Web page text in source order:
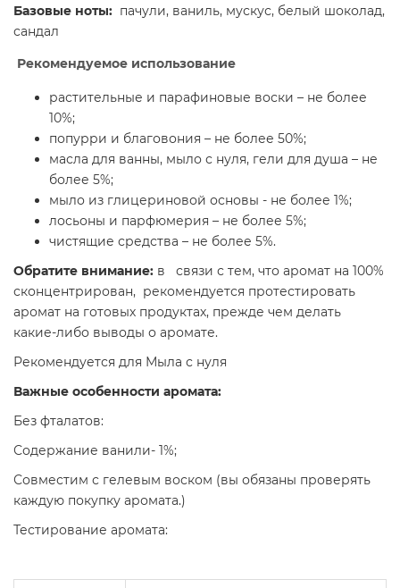
Базовые ноты: пачули, ваниль, мускус, белый шоколад,
сандал
Рекомендуемое использование
растительные и парафиновые воски – не более
10%;
попурри и благовония – не более 50%;
масла для ванны, мыло с нуля, гели для душа – не
более 5%;
мыло из глицериновой основы - не более 1%;
лосьоны и парфюмерия – не более 5%;
чистящие средства – не более 5%.
Обратите внимание: в связи с тем, что аромат на 100%
сконцентрирован, рекомендуется протестировать
аромат на готовых продуктах, прежде чем делать
какие-либо выводы о аромате.
Рекомендуется для Мыла с нуля
Важные особенности аромата:
Без фталатов:
Содержание ванили- 1%;
Совместим с гелевым воском (вы обязаны проверять
каждую покупку аромата.)
Тестирование аромата: